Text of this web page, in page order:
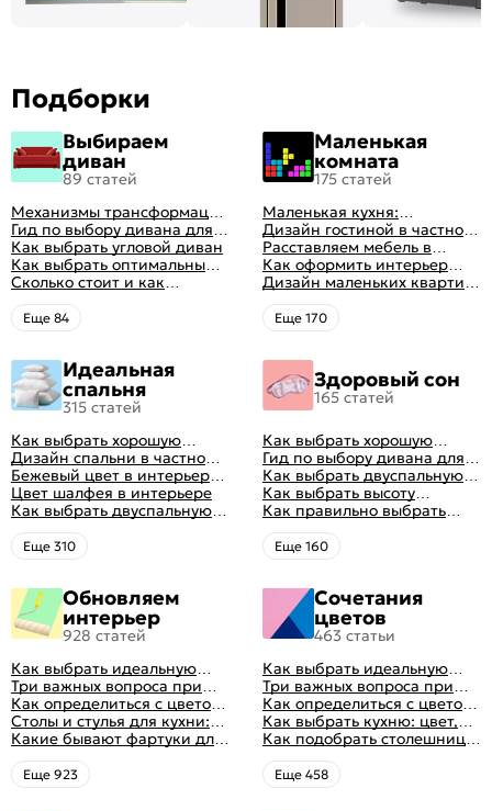
Подборки
Выбираем
диван
89 статей
Механизмы трансформации
диванов: все виды,
особенности, плюсы и
минусы
Гид по выбору дивана для
сна
Как выбрать угловой диван
Как выбрать оптимальный
цвет стен в гостиной: 50
фото и идей оформления
Сколько стоит и как
перетянуть диван
Eще 84
Маленькая
комната
175 статей
Маленькая кухня:
планировка, стили, цвет и
рисунок, реальные фото
Дизайн гостиной в частном
доме: 50 вариантов с фото
Расставляем мебель в
гостиной: главные правила
рациональной планировки
Как оформить интерьер
однокомнатной квартиры:
47 классных идей с фото
Дизайн маленьких квартир:
10 идей для дизайна
интерьера с фото
Eще 170
Идеальная
спальня
315 статей
Как выбрать хорошую
кровать для сна
Дизайн спальни в частном
доме: множество идей
оформления идеальных
интерьеров
Бежевый цвет в интерьере
спальни 2024, 40 красивых
интерьеров с фото
Цвет шалфея в интерьере
Как выбрать двуспальную
кровать и матрас
правильно: советы и фото в
интерьере
Eще 310
Здоровый сон
165 статей
Как выбрать хорошую
кровать для сна
Гид по выбору дивана для
сна
Как выбрать двуспальную
кровать и матрас
правильно: советы и фото в
интерьере
Как выбрать высоту
матраса
Как правильно выбрать
ортопедический матрас
Eще 160
Обновляем
интерьер
928 статей
Как выбрать идеальную
планировку для кухни
Три важных вопроса при
выборе кухни: готовка,
посуда, комфорт
Как определиться с цветом
кухни: светлые, темные,
яркие
Столы и стулья для кухни:
советы по выбору
Какие бывают фартуки для
кухни: как правильно
выбрать
Eще 923
Сочетания
цветов
463 статьи
Как выбрать идеальную
планировку для кухни
Три важных вопроса при
выборе кухни: готовка,
посуда, комфорт
Как определиться с цветом
кухни: светлые, темные,
яркие
Как выбрать кухню: цвет,
планировка, аксессуары
Как подобрать столешницу
для кухни по цвету
Eще 458